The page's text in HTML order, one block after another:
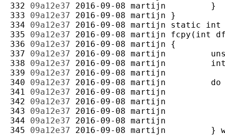
332 09a12e37 2016-09-08 martijn
333 09a12e37 2016-09-08 martijn
334 09a12e37 2016-09-08 martijn
335 09a12e37 2016-09-08 martijn
336 09a12e37 2016-09-08 martijn
337 09a12e37 2016-09-08 martijn
338 09a12e37 2016-09-08 martijn
339 09a12e37 2016-09-08 martijn
340 09a12e37 2016-09-08 martijn
341 09a12e37 2016-09-08 martijn
342 09a12e37 2016-09-08 martijn
343 09a12e37 2016-09-08 martijn
344 09a12e37 2016-09-08 martijn
345 09a12e37 2016-09-08 martijn